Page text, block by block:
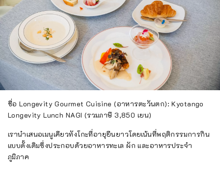
ชื่อ Longevity Gourmet Cuisine (อาหารตะวันตก): Kyotango
Longevity Lunch NAGI (รวมภาษี 3,850 เยน)
เรานำเสนอเมนูเคียวทังโกะที่อายุยืนยาวโดยเน้นที่พฤติกรรมการกิน
แบบดั้งเดิมซึ่งประกอบด้วยอาหารทะเล ผัก และอาหารประจำ
ภูมิภาค